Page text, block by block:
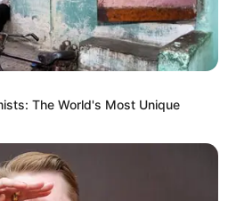
The World's Most Unique